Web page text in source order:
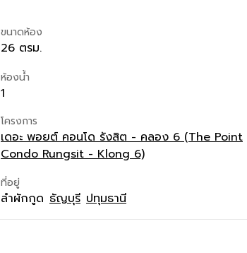
ขนาดห้อง
26 ตรม.
ห้องน้ำ
1
โครงการ
เดอะ พอยต์ คอนโด รังสิต - คลอง 6 (The Point
Condo Rungsit - Klong 6)
ที่อยู่
ลำผักกูด ธัญบุรี ปทุมธานี